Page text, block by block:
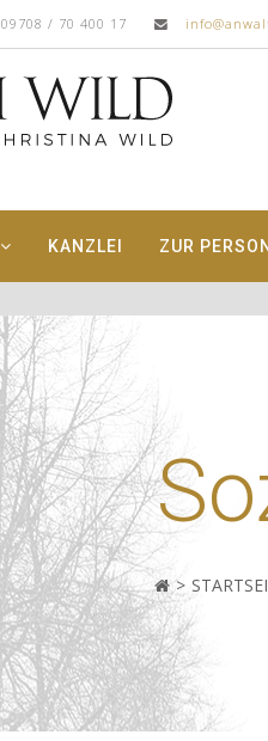
09708 / 70 400 17
KANZLEI ZUR PERSON